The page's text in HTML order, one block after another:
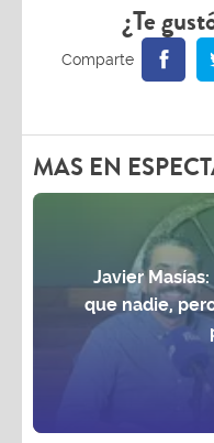
¿Te
MAS EN
Javier
que nadie,